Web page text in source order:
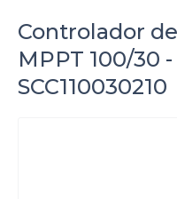
Controlador
MPPT 100/30
SCC110030210